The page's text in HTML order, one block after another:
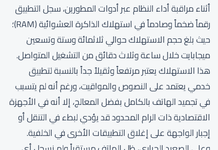
أثناء مراقبة أداء النظام عبر أدوات المطورين، سجل التطبيق
رقماً ضخماً وصادماً في استهلاك الذاكرة العشوائية (RAM)؛
حيث بلغ حجم الاستهلاك حوالي ثلاثمائة وستة وتسعين
ميجابايت خلال ساعة وثلاث دقائق من التشغيل المتواصل.
هذا الاستهلاك يعتبر مرتفعاً وثقيلاً جداً بالنسبة لتطبيق
خدمي يعتمد على النصوص والمواقيت، ورغم أنه لم يتسبب
في تجميد الهاتف بالكامل بفضل المعالج، إلا أنه في الأجهزة
الاقتصادية ذات الرام المحدود قد يؤدي لبطء في التنقل أو
إجبار الواجهة على إغلاق التطبيقات الأخرى في الخلفية.